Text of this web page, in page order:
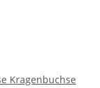
Kragenbuchse